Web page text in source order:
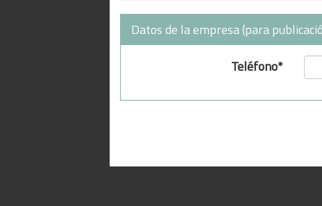
Datos de la empresa (para
Teléfono*